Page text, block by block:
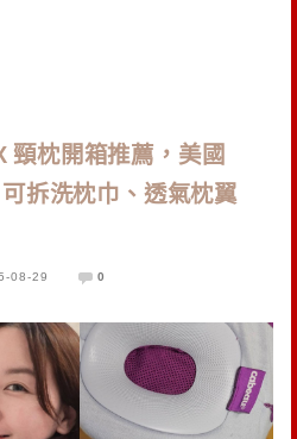
枕開箱推薦，美國
拆洗枕巾、透氣枕翼
08-29 0